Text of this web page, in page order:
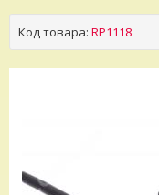
Код товара: RP1118